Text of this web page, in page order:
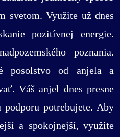
svetom. Využite už dnes
pozitívnej energie.
poznania.
posolstvo od anjela a
Váš anjel dnes presne
potrebujete. Aby
a spokojnejší, využite